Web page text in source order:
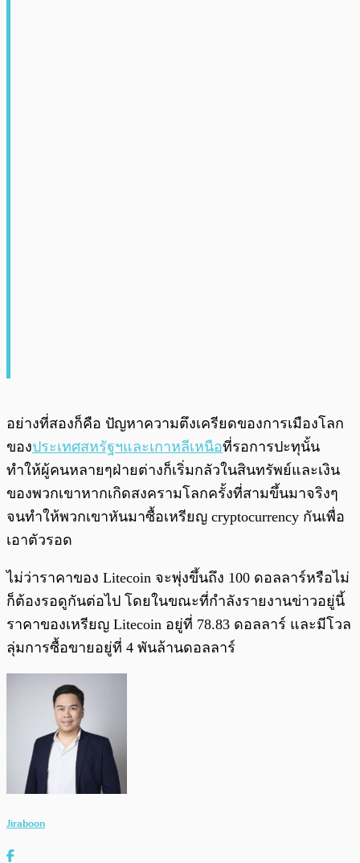
อย่างที่สองก็คือ ปัญหาความตึงเครียดของการเมืองโลก
ของประเทศสหรัฐฯและเกาหลีเหนือที่รอการปะทุนั้น
ทำให้ผู้คนหลายๆฝ่ายต่างก็เริ่มกลัวในสินทรัพย์และเงิน
ของพวกเขาหากเกิดสงครามโลกครั้งที่สามขึ้นมาจริงๆ
จนทำให้พวกเขาหันมาซื้อเหรียญ cryptocurrency กันเพื่อ
เอาตัวรอด
ไม่ว่าราคาของ Litecoin จะพุ่งขึ้นถึง 100 ดอลลาร์หรือไม่
ก็ต้องรอดูกันต่อไป โดยในขณะที่กำลังรายงานข่าวอยู่นี้
ราคาของเหรียญ Litecoin อยู่ที่ 78.83 ดอลลาร์ และมีโวล
ลุ่มการซื้อขายอยู่ที่ 4 พันล้านดอลลาร์
Jiraboon